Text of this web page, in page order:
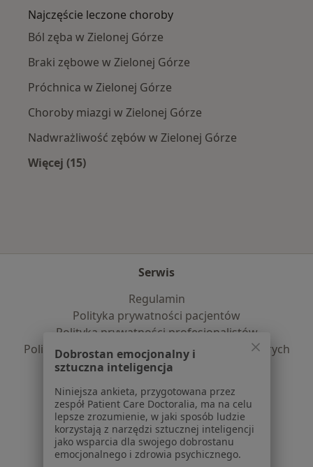
Najczęście leczone choroby
Ból zęba w Zielonej Górze
Braki zębowe w Zielonej Górze
Próchnica w Zielonej Górze
Choroby miazgi w Zielonej Górze
Nadwrażliwość zębów w Zielonej Górze
Więcej (15)
Serwis
Regulamin
Polityka prywatności pacjentów
Polityka prywatności profesjonalistów
Polityka prywatności dla profesjonalistów, których
dane pozyskaliśmy samodzielnie
Jak działają wyniki wyszukiwania
Dostępność
O nas
Praca Rekrutujemy!
Dobrostan emocjonalny i
sztuczna inteligencja
Niniejsza ankieta, przygotowana przez
zespół Patient Care Doctoralia, ma na celu
lepsze zrozumienie, w jaki sposób ludzie
korzystają z narzędzi sztucznej inteligencji
jako wsparcia dla swojego dobrostanu
emocjonalnego i zdrowia psychicznego.